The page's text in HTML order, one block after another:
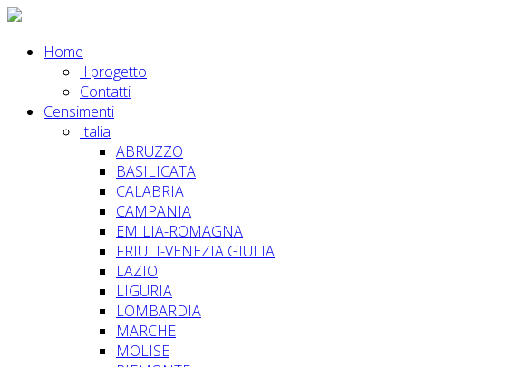
Home
Il progetto
Contatti
Censimenti
Italia
ABRUZZO
BASILICATA
CALABRIA
CAMPANIA
EMILIA-ROMAGNA
FRIULI-VENEZIA GIULIA
LAZIO
LIGURIA
LOMBARDIA
MARCHE
MOLISE